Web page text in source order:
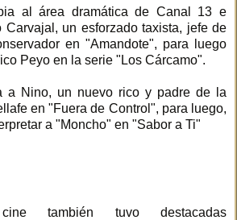
al área dramática de Canal 13 e
Carvajal, un esforzado taxista, jefe de
en "Amandote", para luego
Peyo en la serie "Los Cárcamo".
a Nino, un nuevo rico y padre de la
en "Fuera de Control", para luego,
a "Moncho" en "Sabor a Ti"
también tuvo destacadas